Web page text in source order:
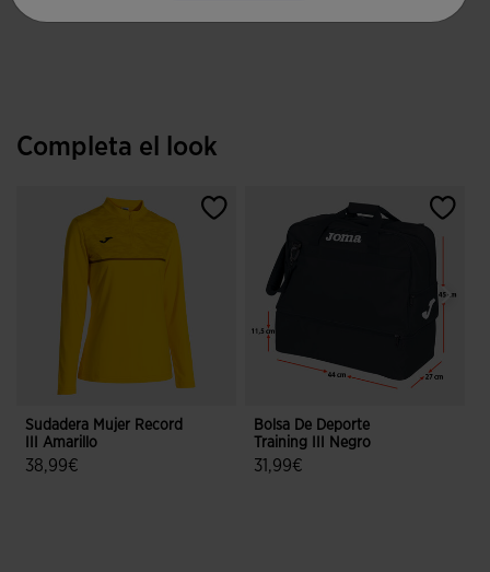
Completa el look
Sudadera Mujer Record
III Amarillo
38,99€
Bolsa De Deporte
Training III Negro
31,99€